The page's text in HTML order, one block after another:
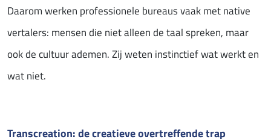
Daarom werken professionele bureaus vaak met native
vertalers: mensen die niet alleen de taal spreken, maar
ook de cultuur ademen. Zij weten instinctief wat werkt en
wat niet.
Transcreation: de creatieve overtreffende trap